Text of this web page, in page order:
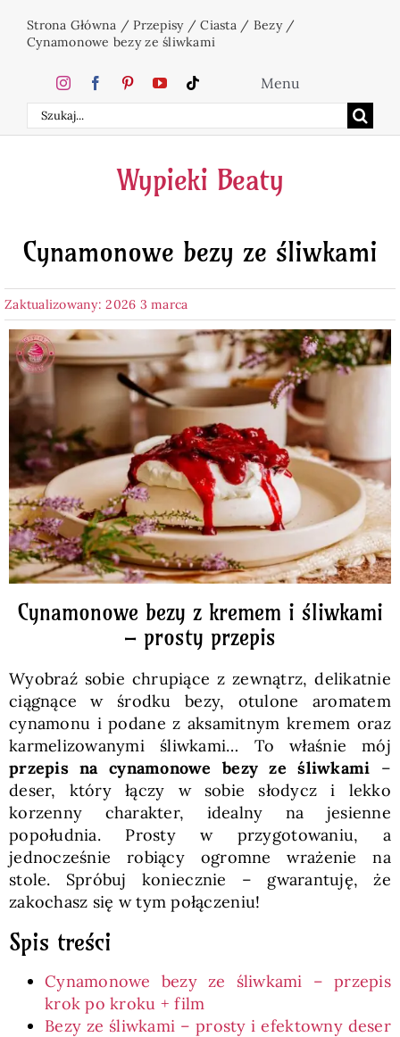
zawartości
Strona Główna /Przepisy/Ciasta/ Bezy/
Cynamonowe bezy ze śliwkami
Szukaj
Menu
Home
Ciasta
Desery
Napoje
Pieczywo
Przetwory
Zdrowo i fit
SKLEP
Polski
Wypieki Beaty
Cynamonowe bezy ze śliwkami
Zaktualizowany: 2026 3 marca
Cynamonowe bezy z kremem i śliwkami
– prosty przepis
Wyobraź sobie chrupiące z zewnątrz, delikatnie
ciągnące w środku bezy, otulone aromatem
cynamonu i podane z aksamitnym kremem oraz
karmelizowanymi śliwkami… To właśnie mój
przepis na cynamonowe bezy ze śliwkami –
deser, który łączy w sobie słodycz i lekko
korzenny charakter, idealny na jesienne
popołudnia. Prosty w przygotowaniu, a
jednocześnie robiący ogromne wrażenie na
stole. Spróbuj koniecznie – gwarantuję, że
zakochasz się w tym połączeniu!
Spis treści
Cynamonowe bezy ze śliwkami – przepis
krok po kroku + film
Bezy ze śliwkami – prosty i efektowny deser